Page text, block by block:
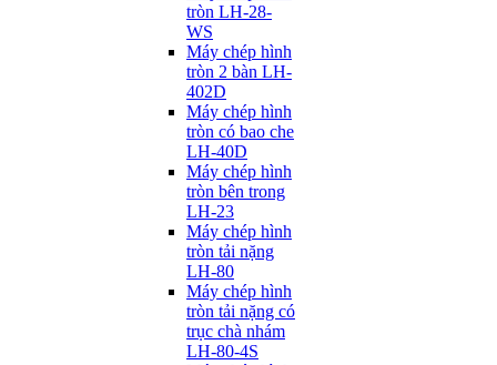
tròn LH-28-
WS
Máy chép hình
tròn 2 bàn LH-
402D
Máy chép hình
tròn có bao che
LH-40D
Máy chép hình
tròn bên trong
LH-23
Máy chép hình
tròn tải nặng
LH-80
Máy chép hình
tròn tải nặng có
trục chà nhám
LH-80-4S